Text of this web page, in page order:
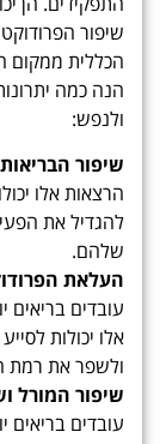
שיפור
הכללית ממקום
הנה כמה
ולנפש:
שיפור
הרצאות אלו
להגדיל את
שלהם.
העלאת
עובדים בריאים
אלו יכולות
ולשפר את רמת
שיפור המורל
עובדים בריאים